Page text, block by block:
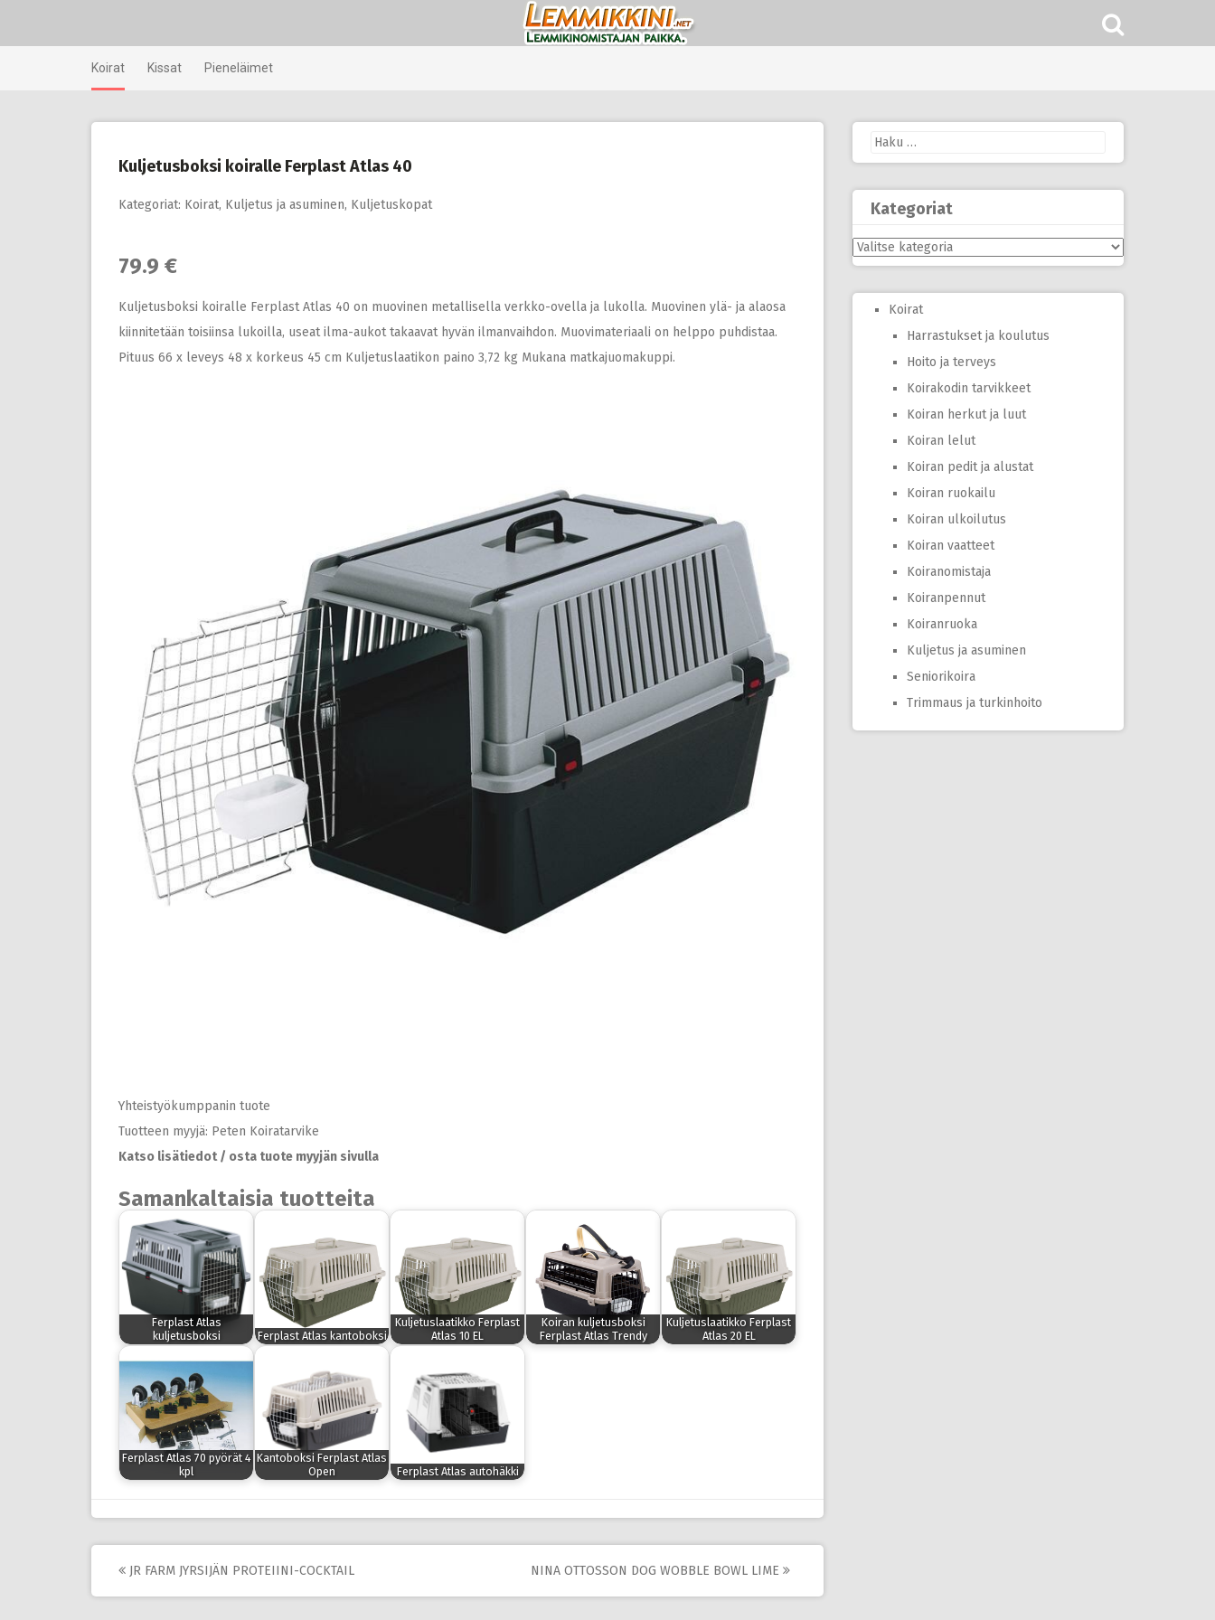
Koirat Kissat Pieneläimet
Kuljetusboksi koiralle Ferplast Atlas 40
Kategoriat: Koirat, Kuljetus ja asuminen, Kuljetuskopat
79.9 €
Kuljetusboksi koiralle Ferplast Atlas 40 on muovinen metallisella verkko-ovella ja lukolla. Muovinen ylä- ja alaosa
kiinnitetään toisiinsa lukoilla, useat ilma-aukot takaavat hyvän ilmanvaihdon. Muovimateriaali on helppo puhdistaa.
Pituus 66 x leveys 48 x korkeus 45 cm Kuljetuslaatikon paino 3,72 kg Mukana matkajuomakuppi.
Yhteistyökumppanin tuote
Tuotteen myyjä: Peten Koiratarvike
Katso lisätiedot / osta tuote myyjän sivulla
Samankaltaisia tuotteita
Ferplast Atlas
kuljetusboksi
Ferplast Atlas kantoboksi
Kuljetuslaatikko Ferplast
Atlas 10 EL
Koiran kuljetusboksi
Ferplast Atlas Trendy
Kuljetuslaatikko Ferplast
Atlas 20 EL
Ferplast Atlas 70 pyörät 4
kpl
Kantoboksi Ferplast Atlas
Open
Ferplast Atlas autohäkki
Post
navigation
JR FARM JYRSIJÄN PROTEIINI-COCKTAIL NINA OTTOSSON DOG WOBBLE BOWL LIME
Haku:
Kategoriat
Kategoriat
Koirat
Harrastukset ja koulutus
Hoito ja terveys
Koirakodin tarvikkeet
Koiran herkut ja luut
Koiran lelut
Koiran pedit ja alustat
Koiran ruokailu
Koiran ulkoilutus
Koiran vaatteet
Koiranomistaja
Koiranpennut
Koiranruoka
Kuljetus ja asuminen
Seniorikoira
Trimmaus ja turkinhoito